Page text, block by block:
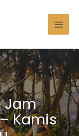
Jam
Kamis